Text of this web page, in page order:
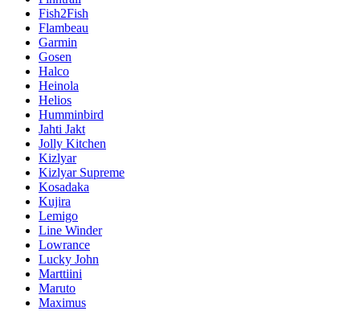
Fish2Fish
Flambeau
Garmin
Gosen
Halco
Heinola
Helios
Humminbird
Jahti Jakt
Jolly Kitchen
Kizlyar
Kizlyar Supreme
Kosadaka
Kujira
Lemigo
Line Winder
Lowrance
Lucky John
Marttiini
Maruto
Maximus